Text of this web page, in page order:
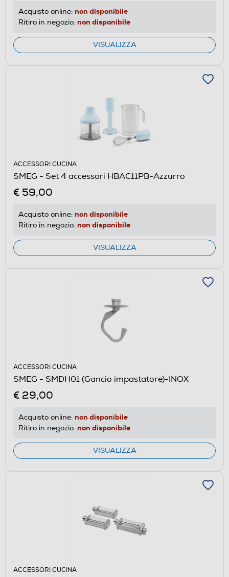
Acquisto online: non disponibile
Ritiro in negozio: non disponibile
VISUALIZZA
ACCESSORI CUCINA
SMEG - Set 4 accessori HBAC11PB-Azzurro
€ 59,00
Acquisto online: non disponibile
Ritiro in negozio: non disponibile
VISUALIZZA
ACCESSORI CUCINA
SMEG - SMDH01 (Gancio impastatore)-INOX
€ 29,00
Acquisto online: non disponibile
Ritiro in negozio: non disponibile
VISUALIZZA
ACCESSORI CUCINA